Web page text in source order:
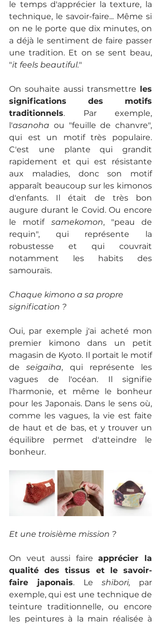
le temps d'apprécier la texture, la
technique, le savoir-faire... Même si
on ne le porte que dix minutes, on
a déjà le sentiment de faire passer
une tradition. Et on se sent beau,
"it feels beautiful."
On souhaite aussi transmettre les
significations des motifs
traditionnels. Par exemple,
l'asanoha ou "feuille de chanvre",
qui est un motif très populaire.
C'est une plante qui grandit
rapidement et qui est résistante
aux maladies, donc son motif
apparaît beaucoup sur les kimonos
d'enfants. Il était de très bon
augure durant le Covid. Ou encore
le motif samekomon, "peau de
requin", qui représente la
robustesse et qui couvrait
notamment les habits des
samouraïs.
Chaque kimono a sa propre
signification ?
Oui, par exemple j'ai acheté mon
premier kimono dans un petit
magasin de Kyoto. Il portait le motif
de seigaiha, qui représente les
vagues de l'océan. Il signifie
l'harmonie, et même le bonheur
pour les Japonais. Dans le sens où,
comme les vagues, la vie est faite
de haut et de bas, et y trouver un
équilibre permet d'atteindre le
bonheur.
Et une troisième mission ?
On veut aussi faire apprécier la
qualité des tissus et le savoir-
faire japonais. Le shibori, par
exemple, qui est une technique de
teinture traditionnelle, ou encore
les peintures à la main réalisée à